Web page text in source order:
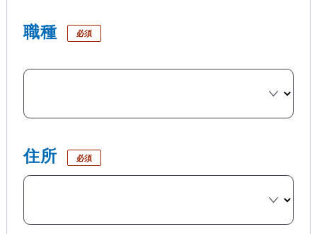
職種 必須
住所 必須